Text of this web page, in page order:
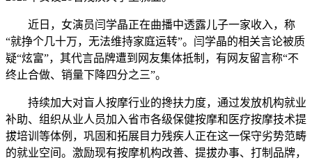
近日，女演员闫学晶正在曲播中透露儿子一家收入，称
“就挣个几十万，无法维持家庭运转”。闫学晶的相关言论被质
疑“炫富”，其代言品牌遭到网友集体抵制，有网友留言称“不
终止合做、销量下降四分之三”。
持续加大对盲人按摩行业的搀扶力度，通过发放机构就业
补助、组织从业人员加入省市各级保健按摩和医疗按摩技术提
拔培训等体例，巩固和拓展目力残疾人正在这一保守劣势范畴
的就业空间。激励现有按摩机构改善、提拔办事、打制品牌，